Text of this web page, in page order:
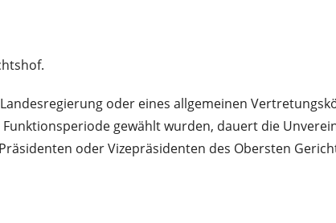
oder eines allgemeinen
gewählt wurden, dauert die
oder Vizepräsidenten des Obersten